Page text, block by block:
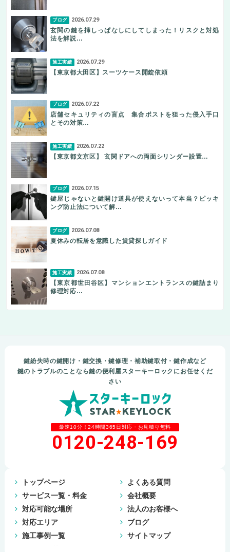
ブログ 2026.07.29
玄関の鍵を挿しっぱなしにしてしまった！リスクと対処
法を解説…
施工実績 2026.07.29
【東京都大田区】スーツケース開錠依頼
ブログ 2026.07.22
店舗セキュリティの盲点 集合ポストを狙った侵入手口
とその対策…
施工実績 2026.07.22
【東京都文京区】 玄関ドアへの両面シリンダー設置…
ブログ 2026.07.15
鍵屋じゃないと鍵開け道具が使えないって本当？ピッキ
ング防止法について解…
ブログ 2026.07.08
夏休みの転居を意識した賃貸探しガイド
施工実績 2026.07.08
【東京都世田谷区】マンションエントランスの鍵詰まり
修理対応…
鍵紛失時の鍵開け・鍵交換・鍵修理・補助鍵取付・鍵作成など
鍵のトラブルのことなら鍵の便利屋スターキーロックにお任せくだ
さい
最速10分！24時間365日対応・お見積り無料
0120-248-169
トップページ
サービス一覧・料金
対応可能な場所
対応エリア
施工事例一覧
よくある質問
会社概要
法人のお客様へ
ブログ
サイトマップ